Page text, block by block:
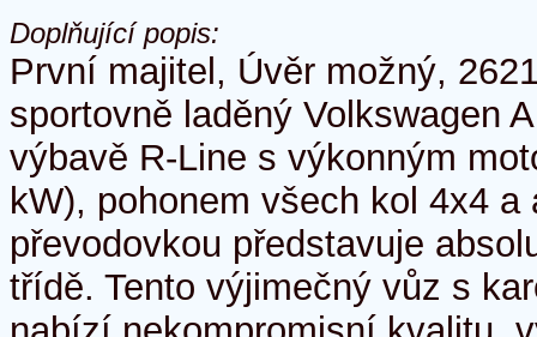
Doplňující popis:
První majitel, Úvěr možný,
sportovně laděný Volkswagen
výbavě R-Line s výkonným
kW), pohonem všech kol 4x4 a
převodovkou představuje
třídě. Tento výjimečný vůz s